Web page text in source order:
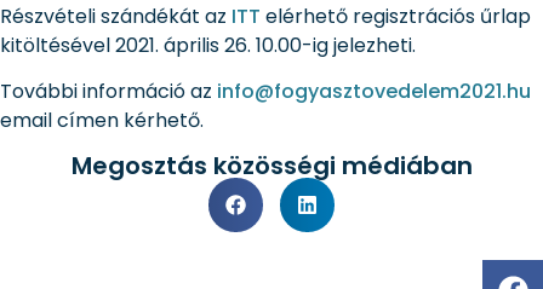
Részvételi szándékát az ITT elérhető regisztrációs űrlap
kitöltésével 2021. április 26. 10.00-ig jelezheti.
További információ az info@fogyasztovedelem2021.hu
email címen kérhető.
Megosztás közösségi médiában